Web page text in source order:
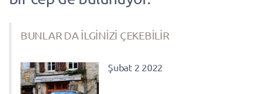
BUNLAR DA İLGİNİZİ ÇEKEBİLİR
Şubat 2 2022